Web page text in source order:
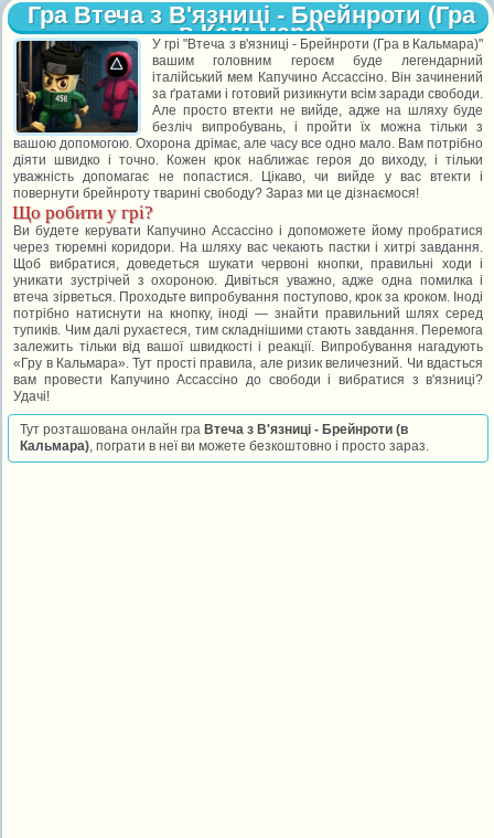
Гра Втеча з В'язниці - Брейнроти (Гра
в Кальмара)
У грі "Втеча з в'язниці - Брейнроти (Гра в Кальмара)"
вашим головним героєм буде легендарний
італійський мем Капучино Ассассіно. Він зачинений
за ґратами і готовий ризикнути всім заради свободи.
Але просто втекти не вийде, адже на шляху буде
безліч випробувань, і пройти їх можна тільки з
вашою допомогою. Охорона дрімає, але часу все одно мало. Вам потрібно
діяти швидко і точно. Кожен крок наближає героя до виходу, і тільки
уважність допомагає не попастися. Цікаво, чи вийде у вас втекти і
повернути брейнроту тварині свободу? Зараз ми це дізнаємося!
Що робити у грі?
Ви будете керувати Капучино Ассассіно і допоможете йому пробратися
через тюремні коридори. На шляху вас чекають пастки і хитрі завдання.
Щоб вибратися, доведеться шукати червоні кнопки, правильні ходи і
уникати зустрічей з охороною. Дивіться уважно, адже одна помилка і
втеча зірветься. Проходьте випробування поступово, крок за кроком. Іноді
потрібно натиснути на кнопку, іноді — знайти правильний шлях серед
тупиків. Чим далі рухаєтеся, тим складнішими стають завдання. Перемога
залежить тільки від вашої швидкості і реакції. Випробування нагадують
«Гру в Кальмара». Тут прості правила, але ризик величезний. Чи вдасться
вам провести Капучино Ассассіно до свободи і вибратися з в'язниці?
Удачі!
Тут розташована онлайн гра Втеча з В'язниці - Брейнроти (в
Кальмара), пограти в неї ви можете безкоштовно і просто зараз.